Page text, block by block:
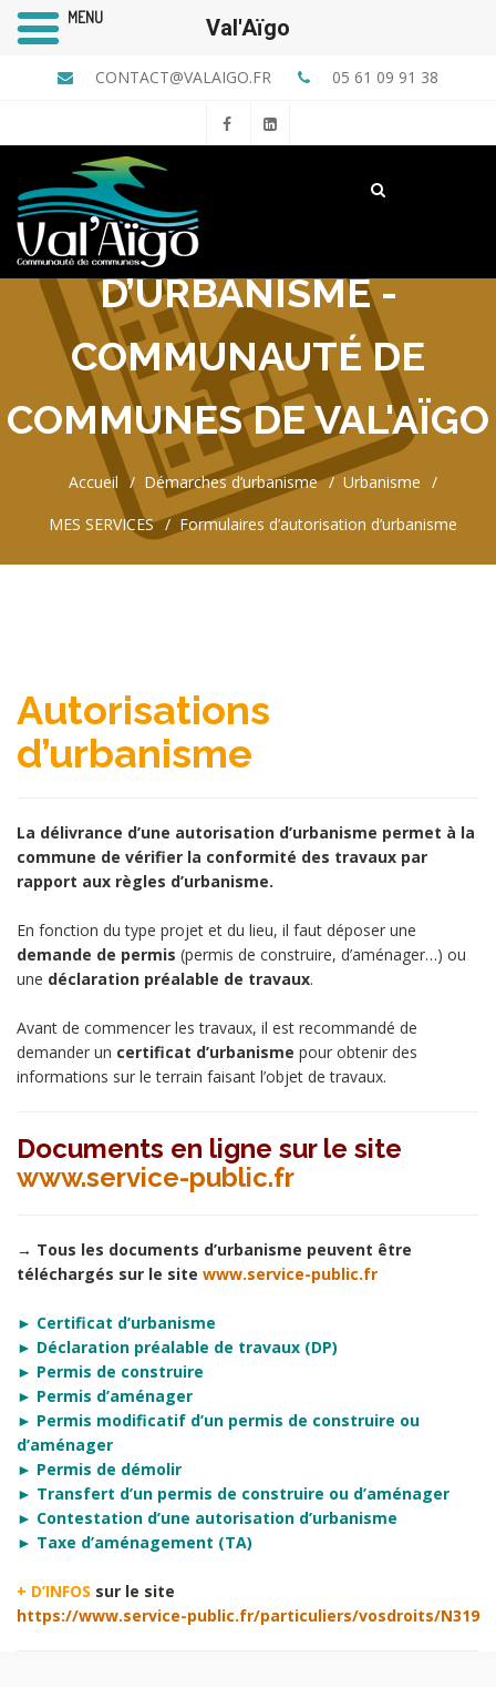
CONTACT@VALAIGO.FR 05 61 09 91 38
FORMULAIRES
D’AUTORISATION
D’URBANISME -
COMMUNAUTÉ DE
COMMUNES DE VAL'AÏGO
Accueil Démarches d’urbanisme
Urbanisme
MES SERVICES
Formulaires d’autorisation d’urbanisme
Autorisations
d’urbanisme
La délivrance d’une autorisation d’urbanisme permet à la
commune de vérifier la conformité des travaux par
rapport aux règles d’urbanisme.
En fonction du type projet et du lieu, il faut déposer une
demande de permis (permis de construire, d’aménager…) ou
une déclaration préalable de travaux.
Avant de commencer les travaux, il est recommandé de
demander un certificat d’urbanisme pour obtenir des
informations sur le terrain faisant l’objet de travaux.
Documents en ligne sur le site
www.service-public.fr
→ Tous les documents d’urbanisme peuvent être
téléchargés sur le site www.service-public.fr
► Certificat d’urbanisme
► Déclaration préalable de travaux (DP)
► Permis de construire
► Permis d’aménager
► Permis modificatif d’un permis de construire ou
d’aménager
► Permis de démolir
► Transfert d’un permis de construire ou d’aménager
► Contestation d’une autorisation d’urbanisme
► Taxe d’aménagement (TA)
+ D’INFOS sur le site
https://www.service-public.fr/particuliers/vosdroits/N319
MENU Val'Aïgo